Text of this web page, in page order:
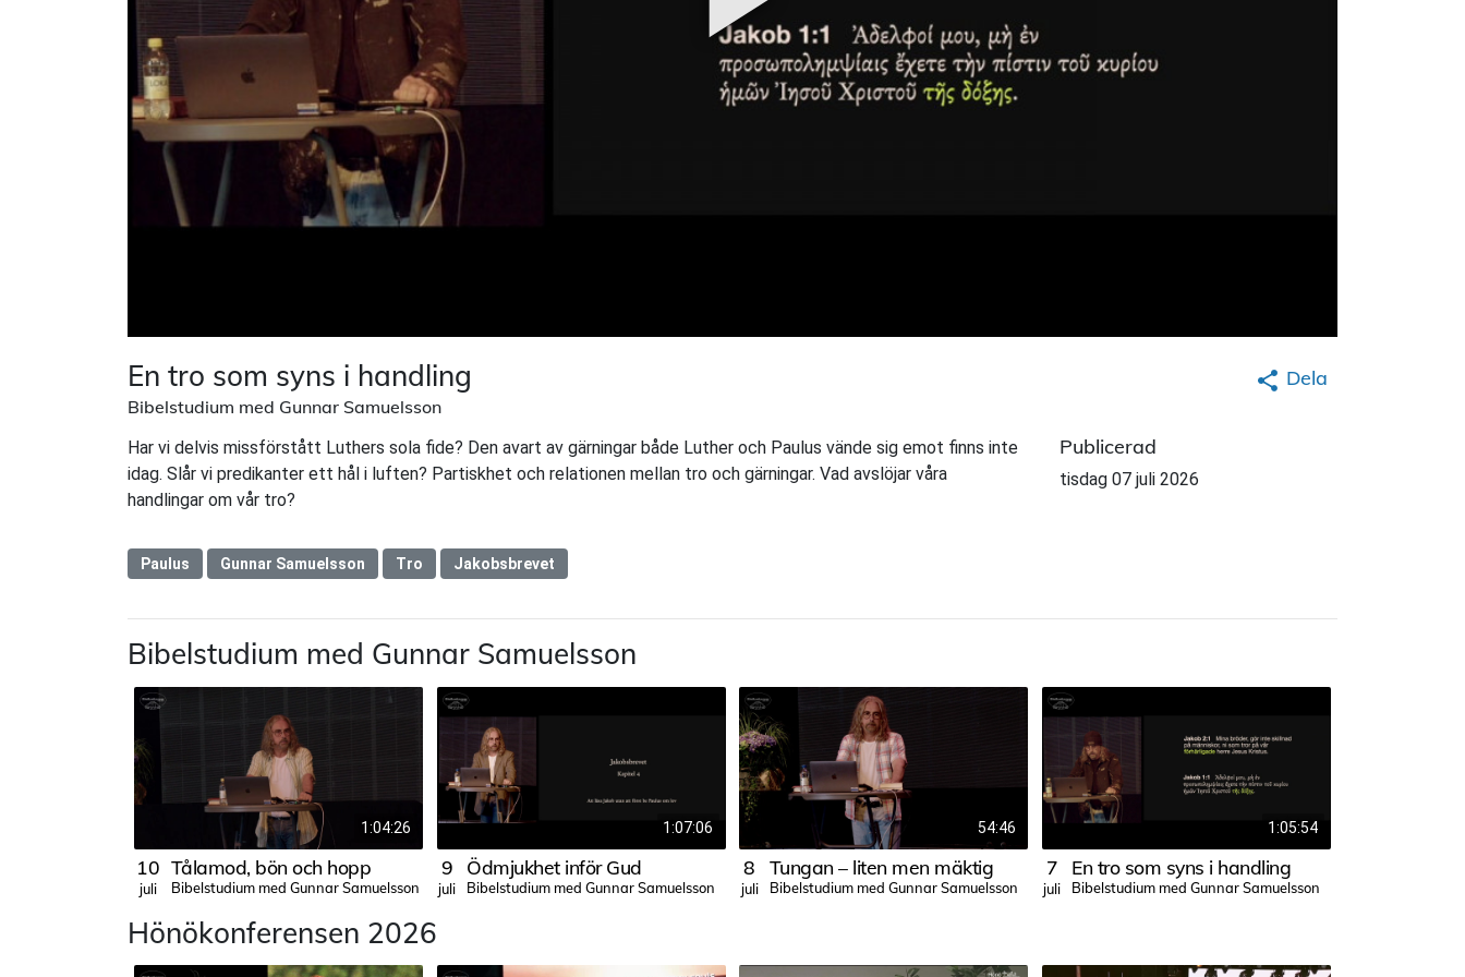
Dela
En tro som syns i handling
Bibelstudium med Gunnar Samuelsson
Har vi delvis missförstått Luthers sola fide? Den avart av gärningar både Luther och Paulus vände sig emot finns inte
idag. Slår vi predikanter ett hål i luften? Partiskhet och relationen mellan tro och gärningar. Vad avslöjar våra
handlingar om vår tro?
Paulus Gunnar Samuelsson Tro Jakobsbrevet
Publicerad
tisdag 07 juli 2026
Bibelstudium med Gunnar Samuelsson
1:04:26
10
juli
Tålamod, bön och hopp
Bibelstudium med Gunnar Samuelsson
1:07:06
9
juli
Ödmjukhet inför Gud
Bibelstudium med Gunnar Samuelsson
54:46
8
juli
Tungan – liten men mäktig
Bibelstudium med Gunnar Samuelsson
1:05:54
7
juli
En tro som syns i handling
Bibelstudium med Gunnar Samuelsson
Hönökonferensen 2026